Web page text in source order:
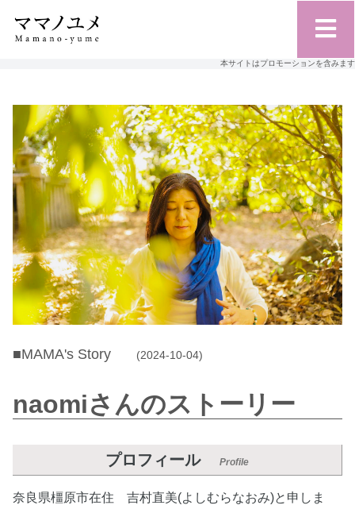
本サイトはプロモーションを含みます
■MAMA's Story (2024-10-04)
naomiさんのストーリー
プロフィール Profile
奈良県橿原市在住 吉村直美(よしむらなおみ)と申しま